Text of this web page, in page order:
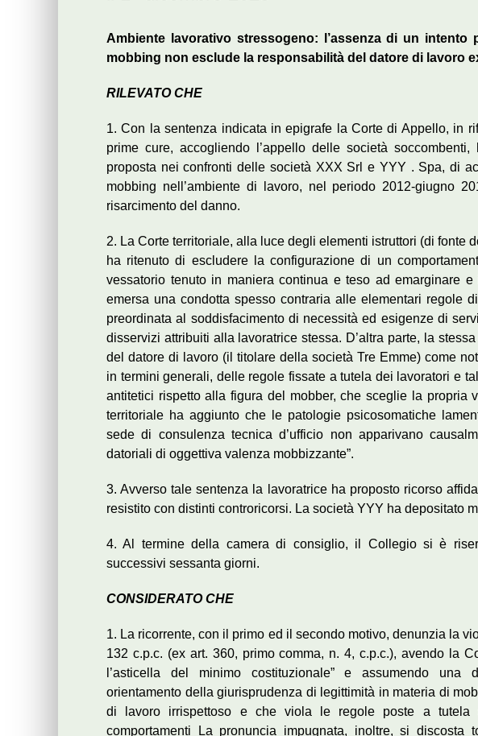
Ambiente lavorativo stressogeno: l’assenza di un intento
mobbing non esclude la responsabilità del datore di lavoro
RILEVATO CHE
1. Con la sentenza indicata in epigrafe la Corte di Appello, in
prime cure, accogliendo l’appello delle società
proposta nei confronti delle società XXX Srl e YYY . Spa, di
mobbing nell’ambiente di lavoro, nel periodo 2012-giugno
risarcimento del danno.
2. La Corte territoriale, alla luce degli elementi istruttori (di fonte
ha ritenuto di escludere la configurazione di un
vessatorio tenuto in maniera continua e teso ad emarginare
emersa una condotta spesso contraria alle elementari regole
preordinata al soddisfacimento di necessità ed esigenze di
disservizi attribuiti alla lavoratrice stessa. D’altra parte, la
del datore di lavoro (il titolare della società Tre Emme) come
in termini generali, delle regole fissate a tutela dei lavoratori e
antitetici rispetto alla figura del mobber, che sceglie la propria
territoriale ha aggiunto che le patologie psicosomatiche
sede di consulenza tecnica d’ufficio non apparivano
datoriali di oggettiva valenza mobbizzante”.
3. Avverso tale sentenza la lavoratrice ha proposto ricorso
resistito con distinti controricorsi. La società YYY ha depositato
4. Al termine della camera di consiglio, il Collegio si è
successivi sessanta giorni.
CONSIDERATO CHE
1. La ricorrente, con il primo ed il secondo motivo, denunzia la
132 c.p.c. (ex art. 360, primo comma, n. 4, c.p.c.), avendo la
l’asticella del minimo costituzionale” e assumendo una
orientamento della giurisprudenza di legittimità in materia di
di lavoro irrispettoso e che viola le regole poste a tutela
comportamenti La pronuncia impugnata, inoltre, si discosta